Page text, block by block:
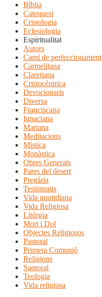
Bíblia
Catequesi
Cristologia
Eclesiologia
Espiritualitat
Autors
Camí de perfeccionament
Carmelitana
Claretiana
Cristocéntrica
Devocionaris
Diversa
Franciscana
Ignaciana
Mariana
Meditacions
Mística
Monàstica
Obres Generals
Pares del desert
Pregària
Testimonis
Vida quotidiana
Vida Religiosa
Litúrgia
Mort i Dol
Objectes Religiosos
Pastoral
Primera Comunió
Religions
Santoral
Teologia
Vida religiosa